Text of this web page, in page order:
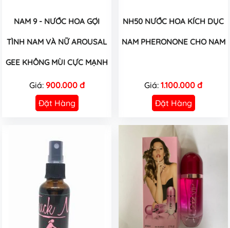
NAM 9 - NƯỚC HOA GỢI
TÌNH NAM VÀ NỮ AROUSAL
GEE KHÔNG MÙI CỰC MẠNH
Giá: 900.000 đ
Đặt Hàng
NH50 NƯỚC HOA KÍCH DỤC
NAM PHERONONE CHO NAM
Giá: 1.100.000 đ
Đặt Hàng